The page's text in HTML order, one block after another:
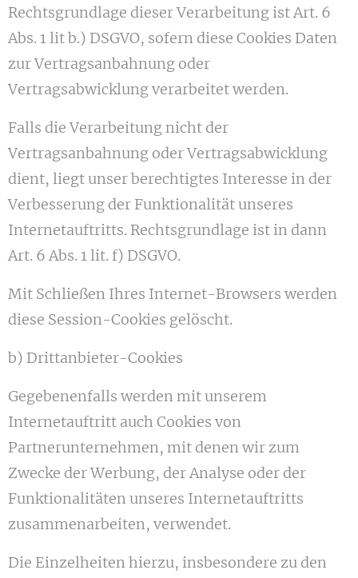
Rechtsgrundlage dieser Verarbeitung ist Art. 6
Abs. 1 lit b.) DSGVO, sofern diese Cookies Daten
zur Vertragsanbahnung oder
Vertragsabwicklung verarbeitet werden.
Falls die Verarbeitung nicht der
Vertragsanbahnung oder Vertragsabwicklung
dient, liegt unser berechtigtes Interesse in der
Verbesserung der Funktionalität unseres
Internetauftritts. Rechtsgrundlage ist in dann
Art. 6 Abs. 1 lit. f) DSGVO.
Mit Schließen Ihres Internet-Browsers werden
diese Session-Cookies gelöscht.
b) Drittanbieter-Cookies
Gegebenenfalls werden mit unserem
Internetauftritt auch Cookies von
Partnerunternehmen, mit denen wir zum
Zwecke der Werbung, der Analyse oder der
Funktionalitäten unseres Internetauftritts
zusammenarbeiten, verwendet.
Die Einzelheiten hierzu, insbesondere zu den